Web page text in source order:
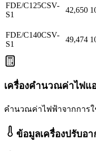
FDE/C125CSV-
S1
42,650
FDE/C140CSV-
S1
49,474
เครื่องคำนวณค่าไฟแ
คำนวณค่าไฟฟ้าจากการ
ข้อมูลเครื่องปรับอ